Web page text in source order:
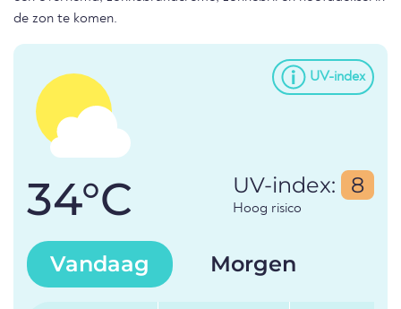
de zon te komen.
UV-index
34°C UV-index: 8
Hoog risico
Vandaag Morgen